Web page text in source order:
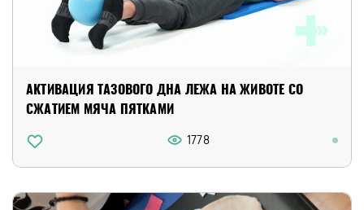
АКТИВАЦИЯ ТАЗОВОГО ДНА ЛЕЖА НА ЖИВОТЕ СО
СЖАТИЕМ МЯЧА ПЯТКАМИ
1778